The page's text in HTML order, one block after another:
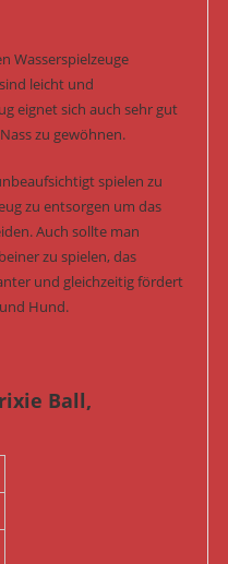
Wasserspielzeuge
leicht und
eignet sich auch sehr gut
zu gewöhnen.
spielen zu
zu entsorgen um das
Auch sollte man
zu spielen, das
und gleichzeitig fördert
Hund.
Ball,